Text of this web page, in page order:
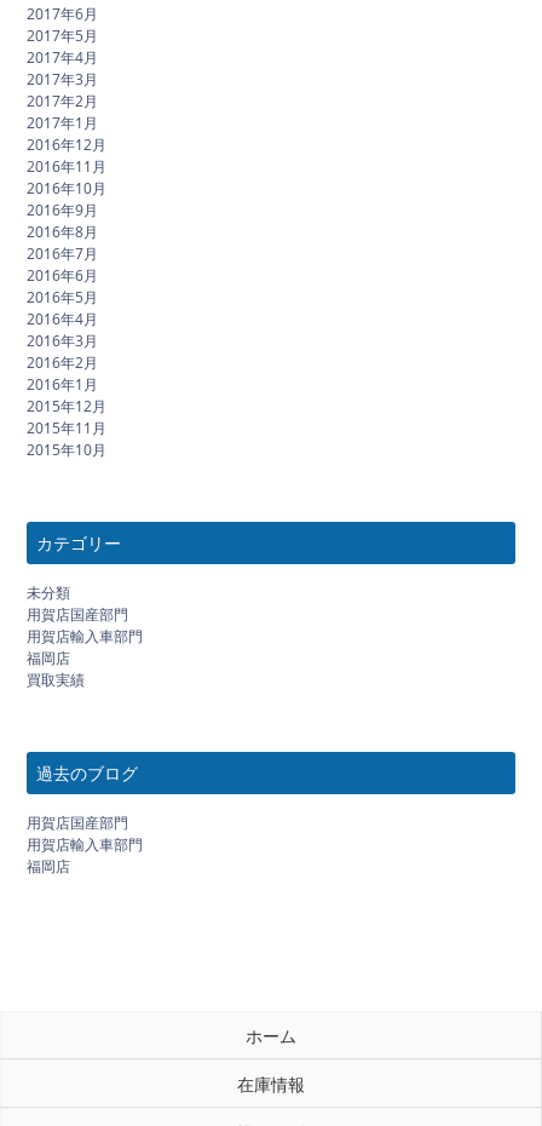
2017年6月
2017年5月
2017年4月
2017年3月
2017年2月
2017年1月
2016年12月
2016年11月
2016年10月
2016年9月
2016年8月
2016年7月
2016年6月
2016年5月
2016年4月
2016年3月
2016年2月
2016年1月
2015年12月
2015年11月
2015年10月
カテゴリー
未分類
用賀店国産部門
用賀店輸入車部門
福岡店
買取実績
過去のブログ
用賀店国産部門
用賀店輸入車部門
福岡店
ホーム
在庫情報